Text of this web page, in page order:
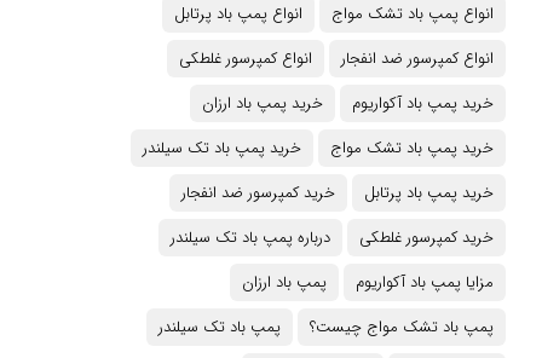
انواع پمپ باد تشک مواج
انواع پمپ باد پرتابل
انواع کمپرسور ضد انفجار
انواع کمپرسور غلطکی
خرید پمپ باد آکواریوم
خرید پمپ باد ارزان
خرید پمپ باد تشک مواج
خرید پمپ باد تک سیلندر
خرید پمپ باد پرتابل
خرید کمپرسور ضد انفجار
خرید کمپرسور غلطکی
درباره پمپ باد تک سیلندر
مزایا پمپ باد آکواریوم
پمپ باد ارزان
پمپ باد تشک مواج چیست؟
پمپ باد تک سیلندر